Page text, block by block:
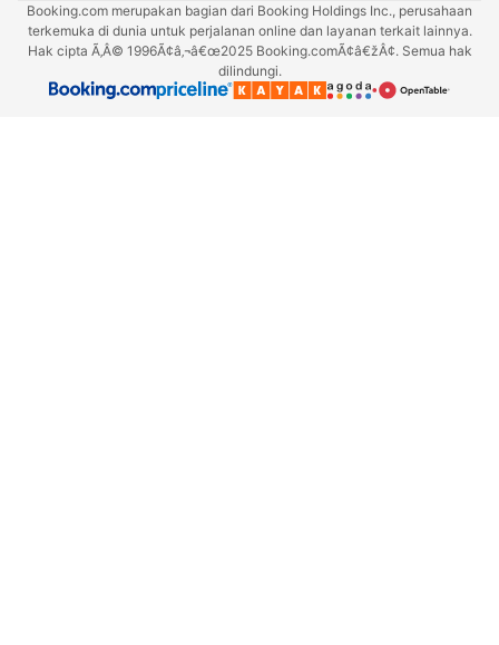
Booking.com merupakan bagian dari Booking Holdings Inc., perusahaan
terkemuka di dunia untuk perjalanan online dan layanan terkait lainnya.
Hak cipta Ã‚Â© 1996Ã¢â‚¬â€œ2025 Booking.comÃ¢â€žÂ¢. Semua hak
dilindungi.